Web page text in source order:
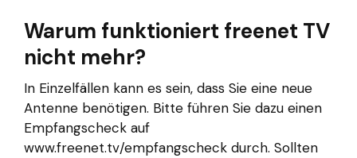
Warum funktioniert freenet TV
nicht mehr?
In Einzelfällen kann es sein, dass Sie eine neue
Antenne benötigen. Bitte führen Sie dazu einen
Empfangscheck auf
www.freenet.tv/empfangscheck durch. Sollten